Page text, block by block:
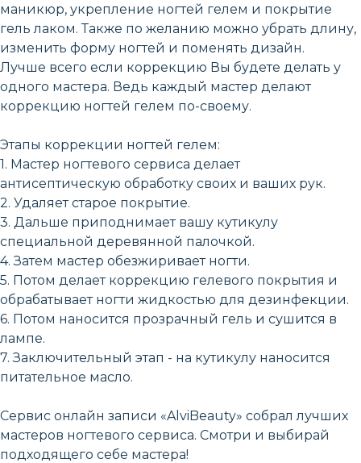
маникюр, укрепление ногтей гелем и покрытие
гель лаком. Также по желанию можно убрать длину,
изменить форму ногтей и поменять дизайн.
Лучше всего если коррекцию Вы будете делать у
одного мастера. Ведь каждый мастер делают
коррекцию ногтей гелем по-своему.
Этапы коррекции ногтей гелем:
1. Мастер ногтевого сервиса делает
антисептическую обработку своих и ваших рук.
2. Удаляет старое покрытие.
3. Дальше приподнимает вашу кутикулу
специальной деревянной палочкой.
4. Затем мастер обезжиривает ногти.
5. Потом делает коррекцию гелевого покрытия и
обрабатывает ногти жидкостью для дезинфекции.
6. Потом наносится прозрачный гель и сушится в
лампе.
7. Заключительный этап - на кутикулу наносится
питательное масло.
Сервис онлайн записи «AlviBeauty» собрал лучших
мастеров ногтевого сервиса. Смотри и выбирай
подходящего себе мастера!